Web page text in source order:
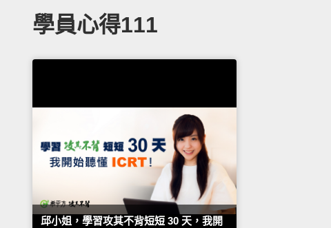
學員心得111
邱小姐，學習攻其不背短短 30 天，我開